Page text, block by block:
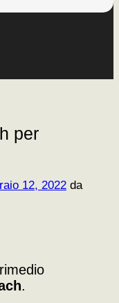
per
12, 2022 da
.